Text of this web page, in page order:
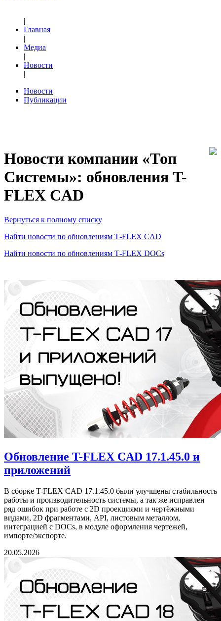
|
Главная
|
Медиа
|
Новости
|
Новости
Публикации
Новости компании «Топ
Системы»: обновления T-
FLEX CAD
Вернуться к полному списку
Найти новости по обновлениям T‑FLEX CAD
Найти новости по обновлениям T‑FLEX DOCs
Обновление T-FLEX CAD 17.1.45.0 и
приложений
В сборке T-FLEX CAD 17.1.45.0 были улучшены стабильность
работы и производительность системы, а так же исправлен
ряд ошибок при работе с 2D проекциями и чертёжными
видами, 2D фрагментами, API, листовым металлом,
интеграцией с DOCs, в модуле оформления чертежей,
импорте/экспорте.
20.05.2026